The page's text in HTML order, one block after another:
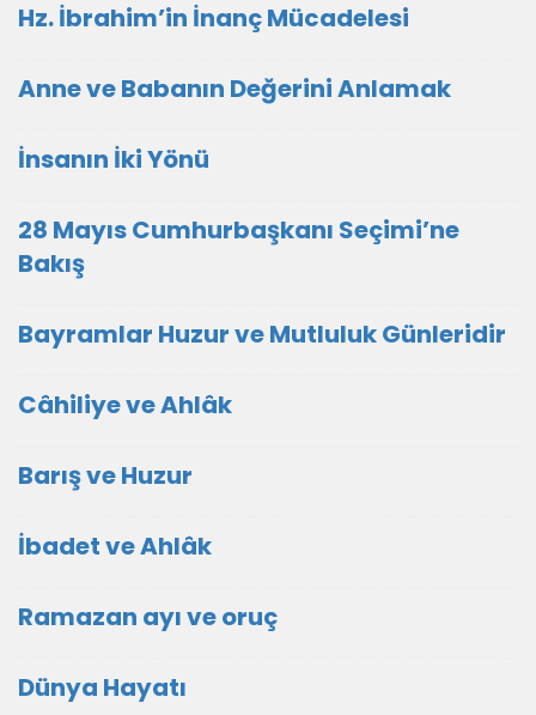
Hz. İbrahim’in İnanç Mücadelesi
Anne ve Babanın Değerini Anlamak
İnsanın İki Yönü
28 Mayıs Cumhurbaşkanı Seçimi’ne
Bakış
Bayramlar Huzur ve Mutluluk Günleridir
Câhiliye ve Ahlâk
Barış ve Huzur
İbadet ve Ahlâk
Ramazan ayı ve oruç
Dünya Hayatı